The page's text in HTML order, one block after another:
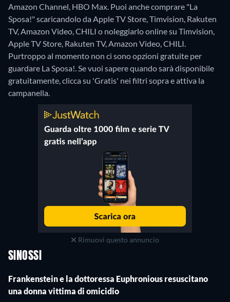
Amazon Channel, HBO Max. Puoi anche comprare "La
Sposa!" scaricandolo da Apple TV Store, Timvision, Rakuten
TV, Amazon Video, CHILI o noleggiarlo online su Timvision,
Apple TV Store, Rakuten TV, Amazon Video, CHILI.
Purtroppo al momento non ci sono opzioni gratuite per
guardare La Sposa!. Se vuoi sapere quando sarà disponibile
gratuitamente, clicca su 'Gratis' nei filtri sopra e attiva la
campanella.
Rimuovi questo annuncio
SINOSSI
Frankenstein e la dottoressa Euphronious resuscitano
una donna vittima di omicidio